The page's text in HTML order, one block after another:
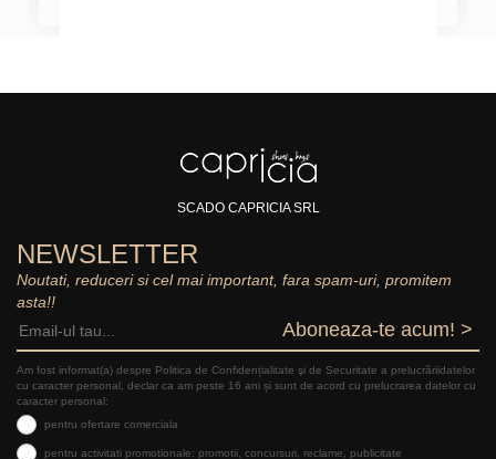
SCADO CAPRICIA SRL
NEWSLETTER
Noutati, reduceri si cel mai important, fara spam-uri, promitem
asta!!
Aboneaza-te acum! >
Am fost informat(a) despre Politica de Confidențialitate şi de Securitate a prelucrăriidatelor
cu caracter personal, declar ca am peste 16 ani și sunt de acord cu prelucrarea datelor cu
caracter personal:
pentru ofertare comerciala
pentru activitati promotionale: promotii, concursuri, reclame, publicitate